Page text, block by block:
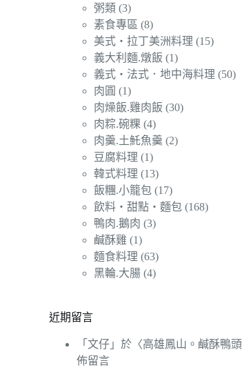
粥類 (3)
素食專區 (8)
美式‧拉丁美洲料理 (15)
義大利麵.燉飯 (1)
義式‧法式．地中海料理 (50)
肉圓 (1)
肉燥飯.雞肉飯 (30)
肉粽.碗粿 (4)
肉羹.土魠魚羹 (2)
豆腐料理 (1)
韓式料理 (13)
飯糰.小籠包 (17)
飲料‧甜點‧麵包 (168)
鴨肉.鵝肉 (3)
鹹酥雞 (1)
麵食料理 (63)
黑輪.大腸 (4)
近期留言
「文仔 」於〈高雄鳳山。鹹酥鴨頭
佈留言